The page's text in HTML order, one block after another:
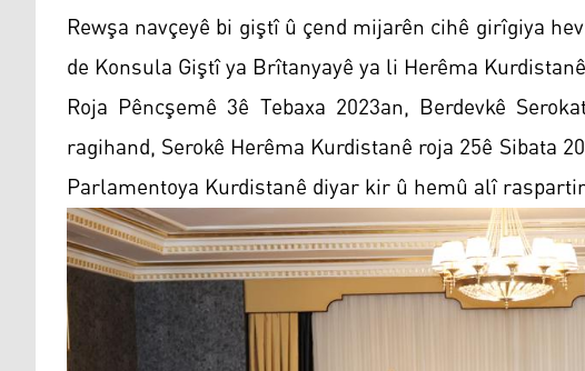
Rewşa navçeyê bi giştî û çend mijarên cihê girîgiya
de Konsula Giştî ya Brîtanyayê ya li Herêma
Roja Pêncşemê 3ê Tebaxa 2023an, Berdevkê
ragihand, Serokê Herêma Kurdistanê roja 25ê Sibata
Parlamentoya Kurdistanê diyar kir û hemû alî